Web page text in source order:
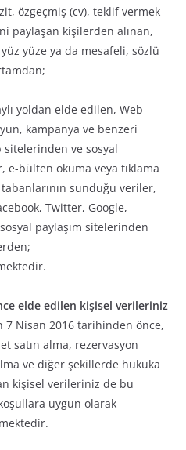
özgeçmiş (cv), teklif vermek
paylaşan kişilerden alınan,
yüze ya da mesafeli, sözlü
yoldan elde edilen, Web
kampanya ve benzeri
sitelerinden ve sosyal
bülten okuma veya tıklama
sunduğu veriler,
Twitter, Google,
paylaşım sitelerinden
elde edilen kişisel verileriniz
7 Nisan 2016 tarihinden önce,
satın alma, rezervasyon
ve diğer şekillerde hukuka
kişisel verileriniz de bu
uygun olarak